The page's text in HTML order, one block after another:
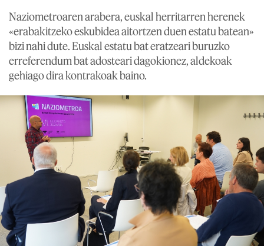
Naziometroaren arabera, euskal herritarren herenek
«erabakitzeko eskubidea aitortzen duen estatu batean»
bizi nahi dute. Euskal estatu bat eratzeari buruzko
erreferendum bat adosteari dagokionez, aldekoak
gehiago dira kontrakoak baino.